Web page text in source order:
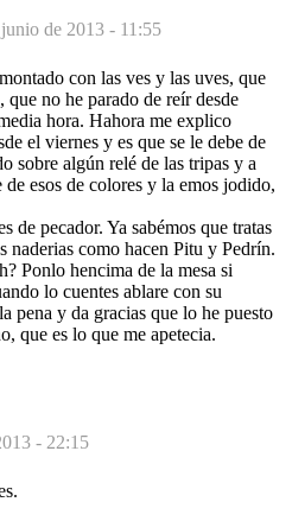
de 2013 - 11:55
con las ves y las uves, que
no he parado de reír desde
hora. Hahora me explico
el viernes y es que se le debe de
sobre algún relé de las tripas y a
esos de colores y la emos jodido,
de pecador. Ya sabémos que tratas
naderias como hacen Pitu y Pedrín.
Ponlo hencima de la mesa si
lo cuentes ablare con su
pena y da gracias que lo he puesto
que es lo que me apetecia.
- 22:15